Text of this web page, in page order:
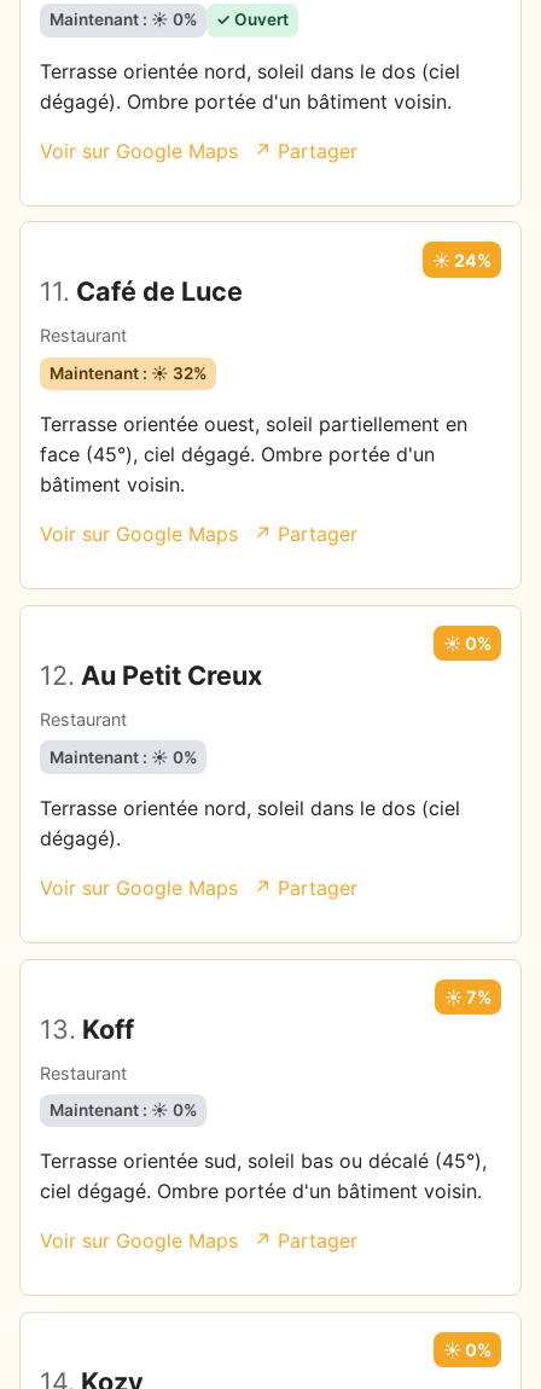
Maintenant : ☀️ 0% ✓ Ouvert
Terrasse orientée nord, soleil dans le dos (ciel
dégagé). Ombre portée d'un bâtiment voisin.
Voir sur Google Maps ↗ Partager
11. Café de Luce
Restaurant
☀️ 24%
Maintenant : ☀️ 32%
Terrasse orientée ouest, soleil partiellement en
face (45°), ciel dégagé. Ombre portée d'un
bâtiment voisin.
Voir sur Google Maps ↗ Partager
12. Au Petit Creux
Restaurant
☀️ 0%
Maintenant : ☀️ 0%
Terrasse orientée nord, soleil dans le dos (ciel
dégagé).
Voir sur Google Maps ↗ Partager
13. Koff
Restaurant
☀️ 7%
Maintenant : ☀️ 0%
Terrasse orientée sud, soleil bas ou décalé (45°),
ciel dégagé. Ombre portée d'un bâtiment voisin.
Voir sur Google Maps ↗ Partager
14. Kozy
☀️ 0%